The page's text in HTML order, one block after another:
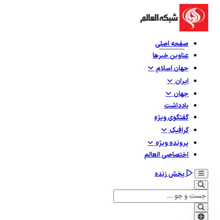
صفحه اصلی
عناوین خبرها
جهان اسلام
ایران
جهان
یادداشت
گفتگوی ویژه
گرافيک
پرونده ویژه
اختصاصی العالم
پخش زنده